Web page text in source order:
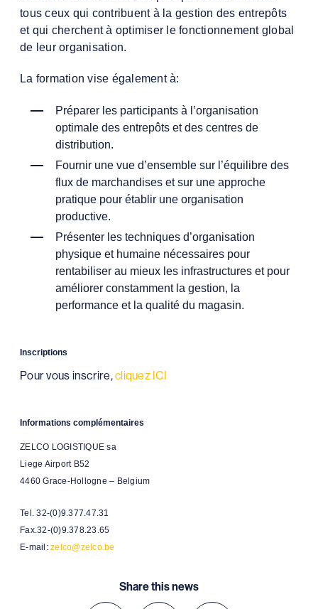
tous ceux qui contribuent à la gestion des entrepôts
et qui cherchent à optimiser le fonctionnement global
de leur organisation.
La formation vise également à:
Préparer les participants à l’organisation
optimale des entrepôts et des centres de
distribution.
Fournir une vue d’ensemble sur l’équilibre des
flux de marchandises et sur une approche
pratique pour établir une organisation
productive.
Présenter les techniques d’organisation
physique et humaine nécessaires pour
rentabiliser au mieux les infrastructures et pour
améliorer constamment la gestion, la
performance et la qualité du magasin.
Inscriptions
Pour vous inscrire,cliquez ICI
Informations complémentaires
ZELCO LOGISTIQUE sa
Liege Airport B52
4460 Grace-Hollogne – Belgium
Tel. 32-(0)9.377.47.31
Fax.32-(0)9.378.23.65
E-mail: zelco@zelco.be
Share this news